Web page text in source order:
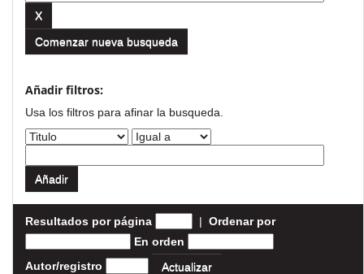
Comenzar nueva busqueda
Añadir filtros:
Usa los filtros para afinar la busqueda.
Resultados por página | Ordenar por
En orden
Autor/registro